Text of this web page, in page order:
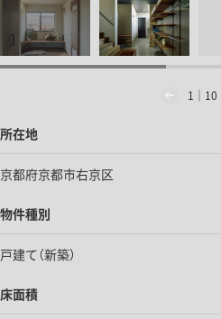
1｜10
所在地
京都府京都市右京区
物件種別
戸建て（新築）
床面積